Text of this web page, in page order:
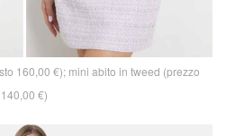
160,00 €); mini abito in tweed (prezzo
140,00 €)